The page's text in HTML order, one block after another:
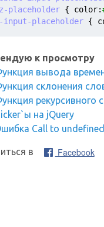
placeholder { color:
input-placeholder {
к просмотру
вывода
склонения
рекурсивного
на jQuery
Call to
в Facebook